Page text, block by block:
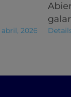
abril, 2026